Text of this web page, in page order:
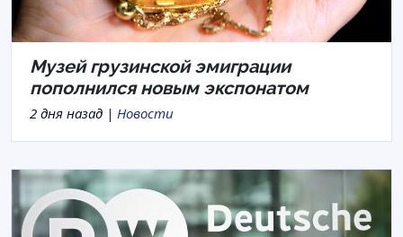
Музей грузинской эмиграции
пополнился новым экспонатом
2 дня назад | Новости